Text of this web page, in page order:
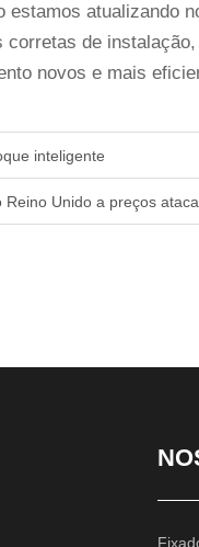
estamos atualizando
corretas de
novos e mais
inteligente
Unido a preços